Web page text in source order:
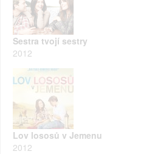
Sestra tvojí sestry
2012
Lov lososů v Jemenu
2012